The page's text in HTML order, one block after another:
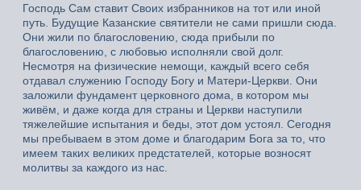
Господь Сам ставит Своих избранников на тот или иной
путь. Будущие Казанские святители не сами пришли сюда.
Они жили по благословению, сюда прибыли по
благословению, с любовью исполняли свой долг.
Несмотря на физические немощи, каждый всего себя
отдавал служению Господу Богу и Матери-Церкви. Они
заложили фундамент церковного дома, в котором мы
живём, и даже когда для страны и Церкви наступили
тяжелейшие испытания и беды, этот дом устоял. Сегодня
мы пребываем в этом доме и благодарим Бога за то, что
имеем таких великих предстателей, которые возносят
молитвы за каждого из нас.